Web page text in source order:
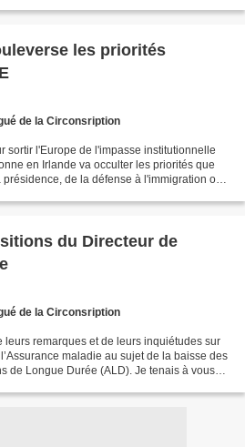
les priorités
de la Circonsription
sortir l'Europe de l'impasse institutionnelle
en Irlande va occulter les priorités que
de la défense à l'immigration ou
du Directeur de
de la Circonsription
leurs remarques et de leurs inquiétudes sur
maladie au sujet de la baisse des
de Longue Durée (ALD). Je tenais à vous